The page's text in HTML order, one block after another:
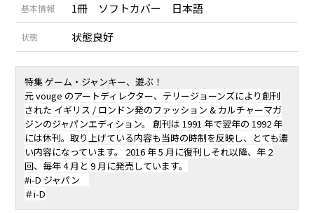
基本情報 1冊 ソフトカバー 日本語
状態 状態良好
特集 ゲーム・ジャンキー、遊ぶ！
元 vouge のアートディレクター、テリージョーンズにより創刊
された イギリス / ロンドン発のファッション & カルチャーマガ
ジンのジャパンエディション。 創刊は 1991 年で翌年の 1992 年
には休刊。取り上げている内容も当時の時制を反映し、とても濃
い内容になっています。 2016 年 5 月に復刊しそれ以降、年 2
回、毎年 4 月と 9 月に発売しています。
#i-D ジャパン
＃i-D